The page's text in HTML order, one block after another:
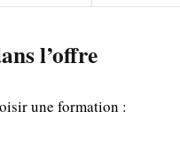
l’offre
une formation :